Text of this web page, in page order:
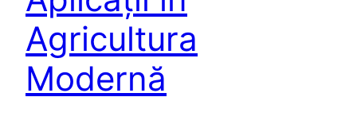
Agricultura
Modernă